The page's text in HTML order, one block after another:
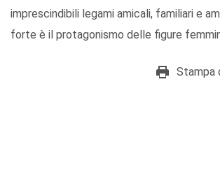
imprescindibili legami amicali, familiari e
forte è il protagonismo delle figure
Stampa